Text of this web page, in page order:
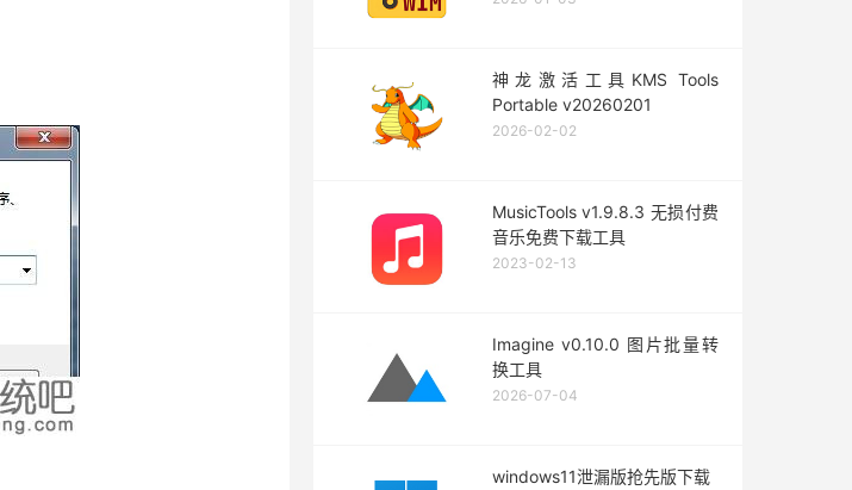
神龙激活工具KMS Tools
Portable v20260201
2026-02-02
MusicTools v1.9.8.3 无损付费
音乐免费下载工具
2023-02-13
Imagine v0.10.0 图片批量转
换工具
2026-07-04
windows11泄漏版抢先版下载